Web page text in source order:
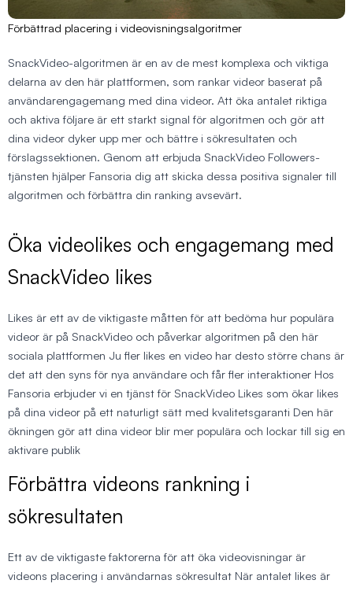
Förbättrad placering i videovisningsalgoritmer
SnackVideo-algoritmen är en av de mest komplexa och viktiga
delarna av den här plattformen, som rankar videor baserat på
användarengagemang med dina videor. Att öka antalet riktiga
och aktiva följare är ett starkt signal för algoritmen och gör att
dina videor dyker upp mer och bättre i sökresultaten och
förslagssektionen. Genom att erbjuda SnackVideo Followers-
tjänsten hjälper Fansoria dig att skicka dessa positiva signaler till
algoritmen och förbättra din ranking avsevärt.
Öka videolikes och engagemang med
SnackVideo likes
Likes är ett av de viktigaste måtten för att bedöma hur populära
videor är på SnackVideo och påverkar algoritmen på den här
sociala plattformen Ju fler likes en video har desto större chans är
det att den syns för nya användare och får fler interaktioner Hos
Fansoria erbjuder vi en tjänst för SnackVideo Likes som ökar likes
på dina videor på ett naturligt sätt med kvalitetsgaranti Den här
ökningen gör att dina videor blir mer populära och lockar till sig en
aktivare publik
Förbättra videons rankning i
sökresultaten
Ett av de viktigaste faktorerna för att öka videovisningar är
videons placering i användarnas sökresultat När antalet likes är